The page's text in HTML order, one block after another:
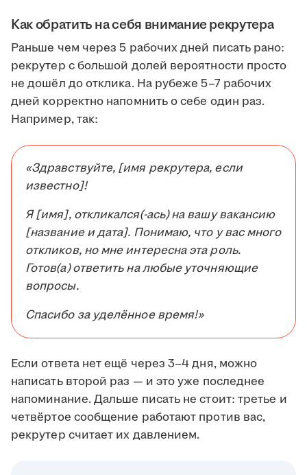
Как обратить на себя внимание рекрутера
Раньше чем через 5 рабочих дней писать рано:
рекрутер с большой долей вероятности просто
не дошёл до отклика. На рубеже 5–7 рабочих
дней корректно напомнить о себе один раз.
Например, так:
«Здравствуйте, [имя рекрутера, если
известно]!
Я [имя], откликался(-ась) на вашу вакансию
[название и дата]. Понимаю, что у вас много
откликов, но мне интересна эта роль.
Готов(а) ответить на любые уточняющие
вопросы.
Спасибо за уделённое время!»
Если ответа нет ещё через 3–4 дня, можно
написать второй раз — и это уже последнее
напоминание. Дальше писать не стоит: третье и
четвёртое сообщение работают против вас,
рекрутер считает их давлением.